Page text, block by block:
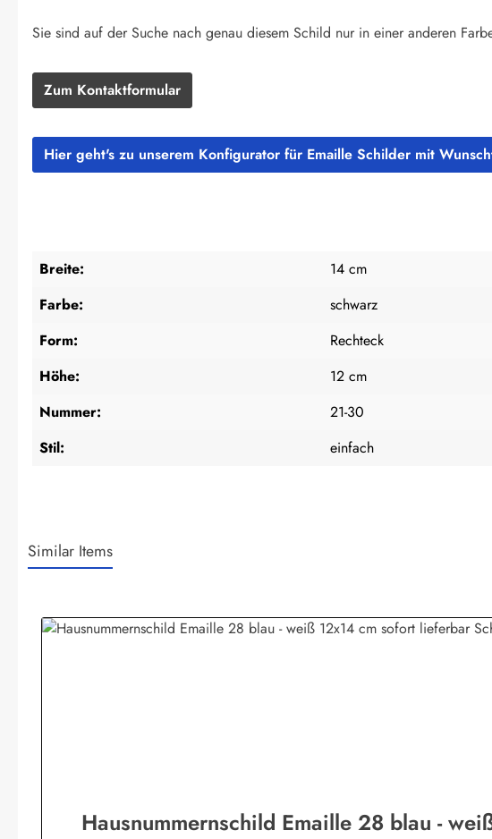
Sie sind auf der Suche nach genau diesem Schild nur in einer anderen
Zum Kontaktformular
Hier geht's zu unserem Konfigurator für Emaille Schilder mit
Breite:
14 cm
Farbe:
schwarz
Form:
Rechteck
Höhe:
12 cm
Nummer:
21-30
Stil:
einfach
Similar Items
Hausnummernschild Emaille 28 blau -